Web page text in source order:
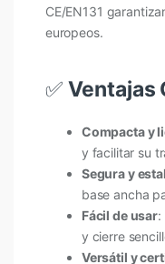
CE/EN131
europeos.
✅ Ventajas
Compacta y
y facilitar su
Segura y
base ancha
Fácil de usar:
y cierre
Versátil y